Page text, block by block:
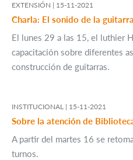
EXTENSIÓN | 15-11-2021
Charla: El sonido de la guitarra
El lunes 29 a las 15, el luthier
capacitación sobre diferentes
construcción de guitarras.
INSTITUCIONAL | 15-11-2021
Sobre la atención de
A partir del martes 16 se
turnos.